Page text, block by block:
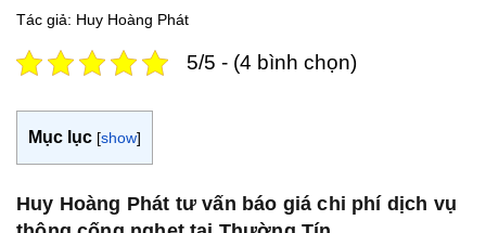
Tác giả: Huy Hoàng Phát
5/5 - (4 bình chọn)
Mục lục [show]
Huy Hoàng Phát tư vấn báo giá chi phí dịch vụ